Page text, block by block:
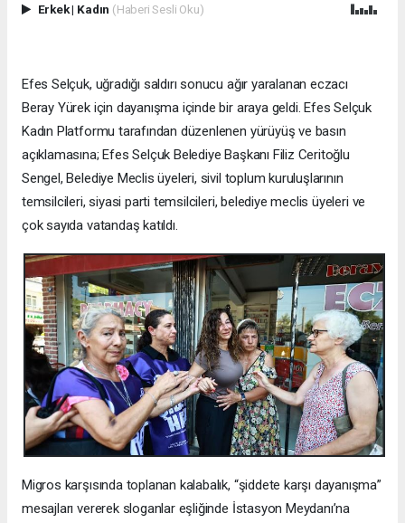
Erkek| Kadın (Haberi Sesli Oku)
Efes Selçuk, uğradığı saldırı sonucu ağır yaralanan eczacı
Beray Yürek için dayanışma içinde bir araya geldi. Efes Selçuk
Kadın Platformu tarafından düzenlenen yürüyüş ve basın
açıklamasına; Efes Selçuk Belediye Başkanı Filiz Ceritoğlu
Sengel, Belediye Meclis üyeleri, sivil toplum kuruluşlarının
temsilcileri, siyasi parti temsilcileri, belediye meclis üyeleri ve
çok sayıda vatandaş katıldı.
Migros karşısında toplanan kalabalık, “şiddete karşı dayanışma”
mesajları vererek sloganlar eşliğinde İstasyon Meydanı’na